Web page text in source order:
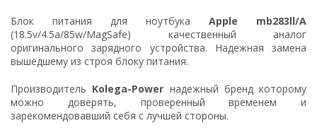
Блок питания для ноутбука Apple mb283ll/A
(18.5v/4.5a/85w/MagSafe) качественный аналог
оригинального зарядного устройства. Надежная замена
вышедшему из строя блоку питания.
Производитель Kolega-Power надежный бренд которому
можно доверять, проверенный временем и
зарекомендовавший себя с лучшей стороны.